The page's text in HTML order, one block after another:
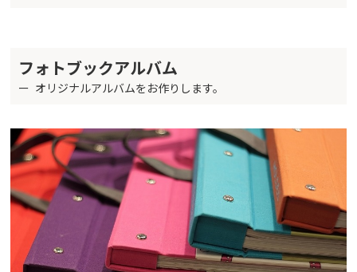
フォトブックアルバム
オリジナルアルバムをお作りします。